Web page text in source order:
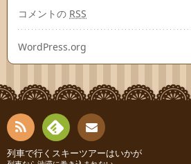
コメントの RSS
WordPress.org
RSS Fee お問
列車で行くスキーツアーはいかが